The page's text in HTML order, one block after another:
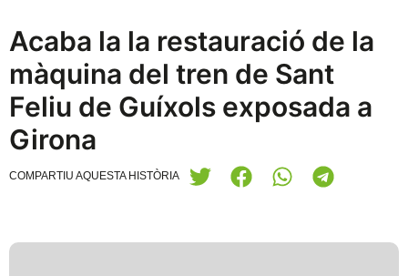
Acaba la la restauració de la
màquina del tren de Sant
Feliu de Guíxols exposada a
Girona
COMPARTIU AQUESTA HISTÒRIA